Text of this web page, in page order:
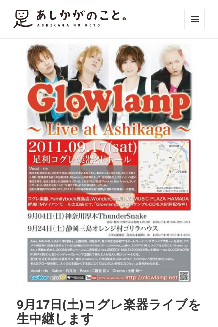
9月17日(土)コグレ楽器ライブを
生中継します